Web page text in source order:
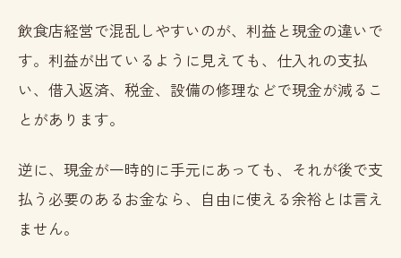
飲食店経営で混乱しやすいのが、利益と現金の違いで
す。利益が出ているように見えても、仕入れの支払
い、借入返済、税金、設備の修理などで現金が減るこ
とがあります。
逆に、現金が一時的に手元にあっても、それが後で支
払う必要のあるお金なら、自由に使える余裕とは言え
ません。